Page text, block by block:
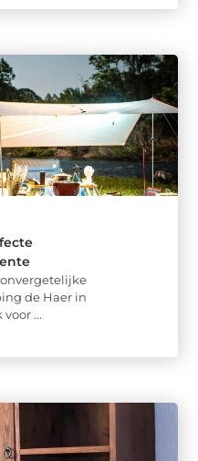
onvergetelijke
de Haer in
...